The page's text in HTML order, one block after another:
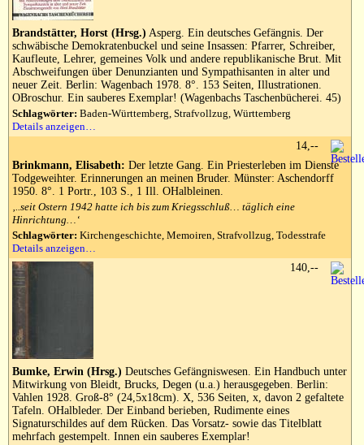
Brandstätter, Horst (Hrsg.) Asperg. Ein deutsches Gefängnis. Der
schwäbische Demokratenbuckel und seine Insassen: Pfarrer, Schreiber,
Kaufleute, Lehrer, gemeines Volk und andere republikanische Brut. Mit
Abschweifungen über Denunzianten und Sympathisanten in alter und
neuer Zeit. Berlin: Wagenbach 1978. 8°. 153 Seiten, Illustrationen.
OBroschur. Ein sauberes Exemplar! (Wagenbachs Taschenbücherei. 45)
Schlagwörter: Baden-Württemberg, Strafvollzug, Württemberg
Details anzeigen…
Brinkmann, Elisabeth: Der letzte Gang. Ein Priesterleben im Dienste
Todgeweihter. Erinnerungen an meinen Bruder. Münster: Aschendorff
1950. 8°. 1 Portr., 103 S., 1 Ill. OHalbleinen.
‚..seit Ostern 1942 hatte ich bis zum Kriegsschluß… täglich eine
Hinrichtung…‘
Schlagwörter: Kirchengeschichte, Memoiren, Strafvollzug, Todesstrafe
Details anzeigen…
14,--
Bumke, Erwin (Hrsg.) Deutsches Gefängniswesen. Ein Handbuch unter
Mitwirkung von Bleidt, Brucks, Degen (u.a.) herausgegeben. Berlin:
Vahlen 1928. Groß-8° (24,5x18cm). X, 536 Seiten, x, davon 2 gefaltete
Tafeln. OHalbleder. Der Einband berieben, Rudimente eines
Signaturschildes auf dem Rücken. Das Vorsatz- sowie das Titelblatt
mehrfach gestempelt. Innen ein sauberes Exemplar!
140,--